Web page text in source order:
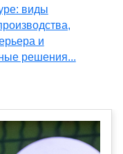
виды
и
решения...